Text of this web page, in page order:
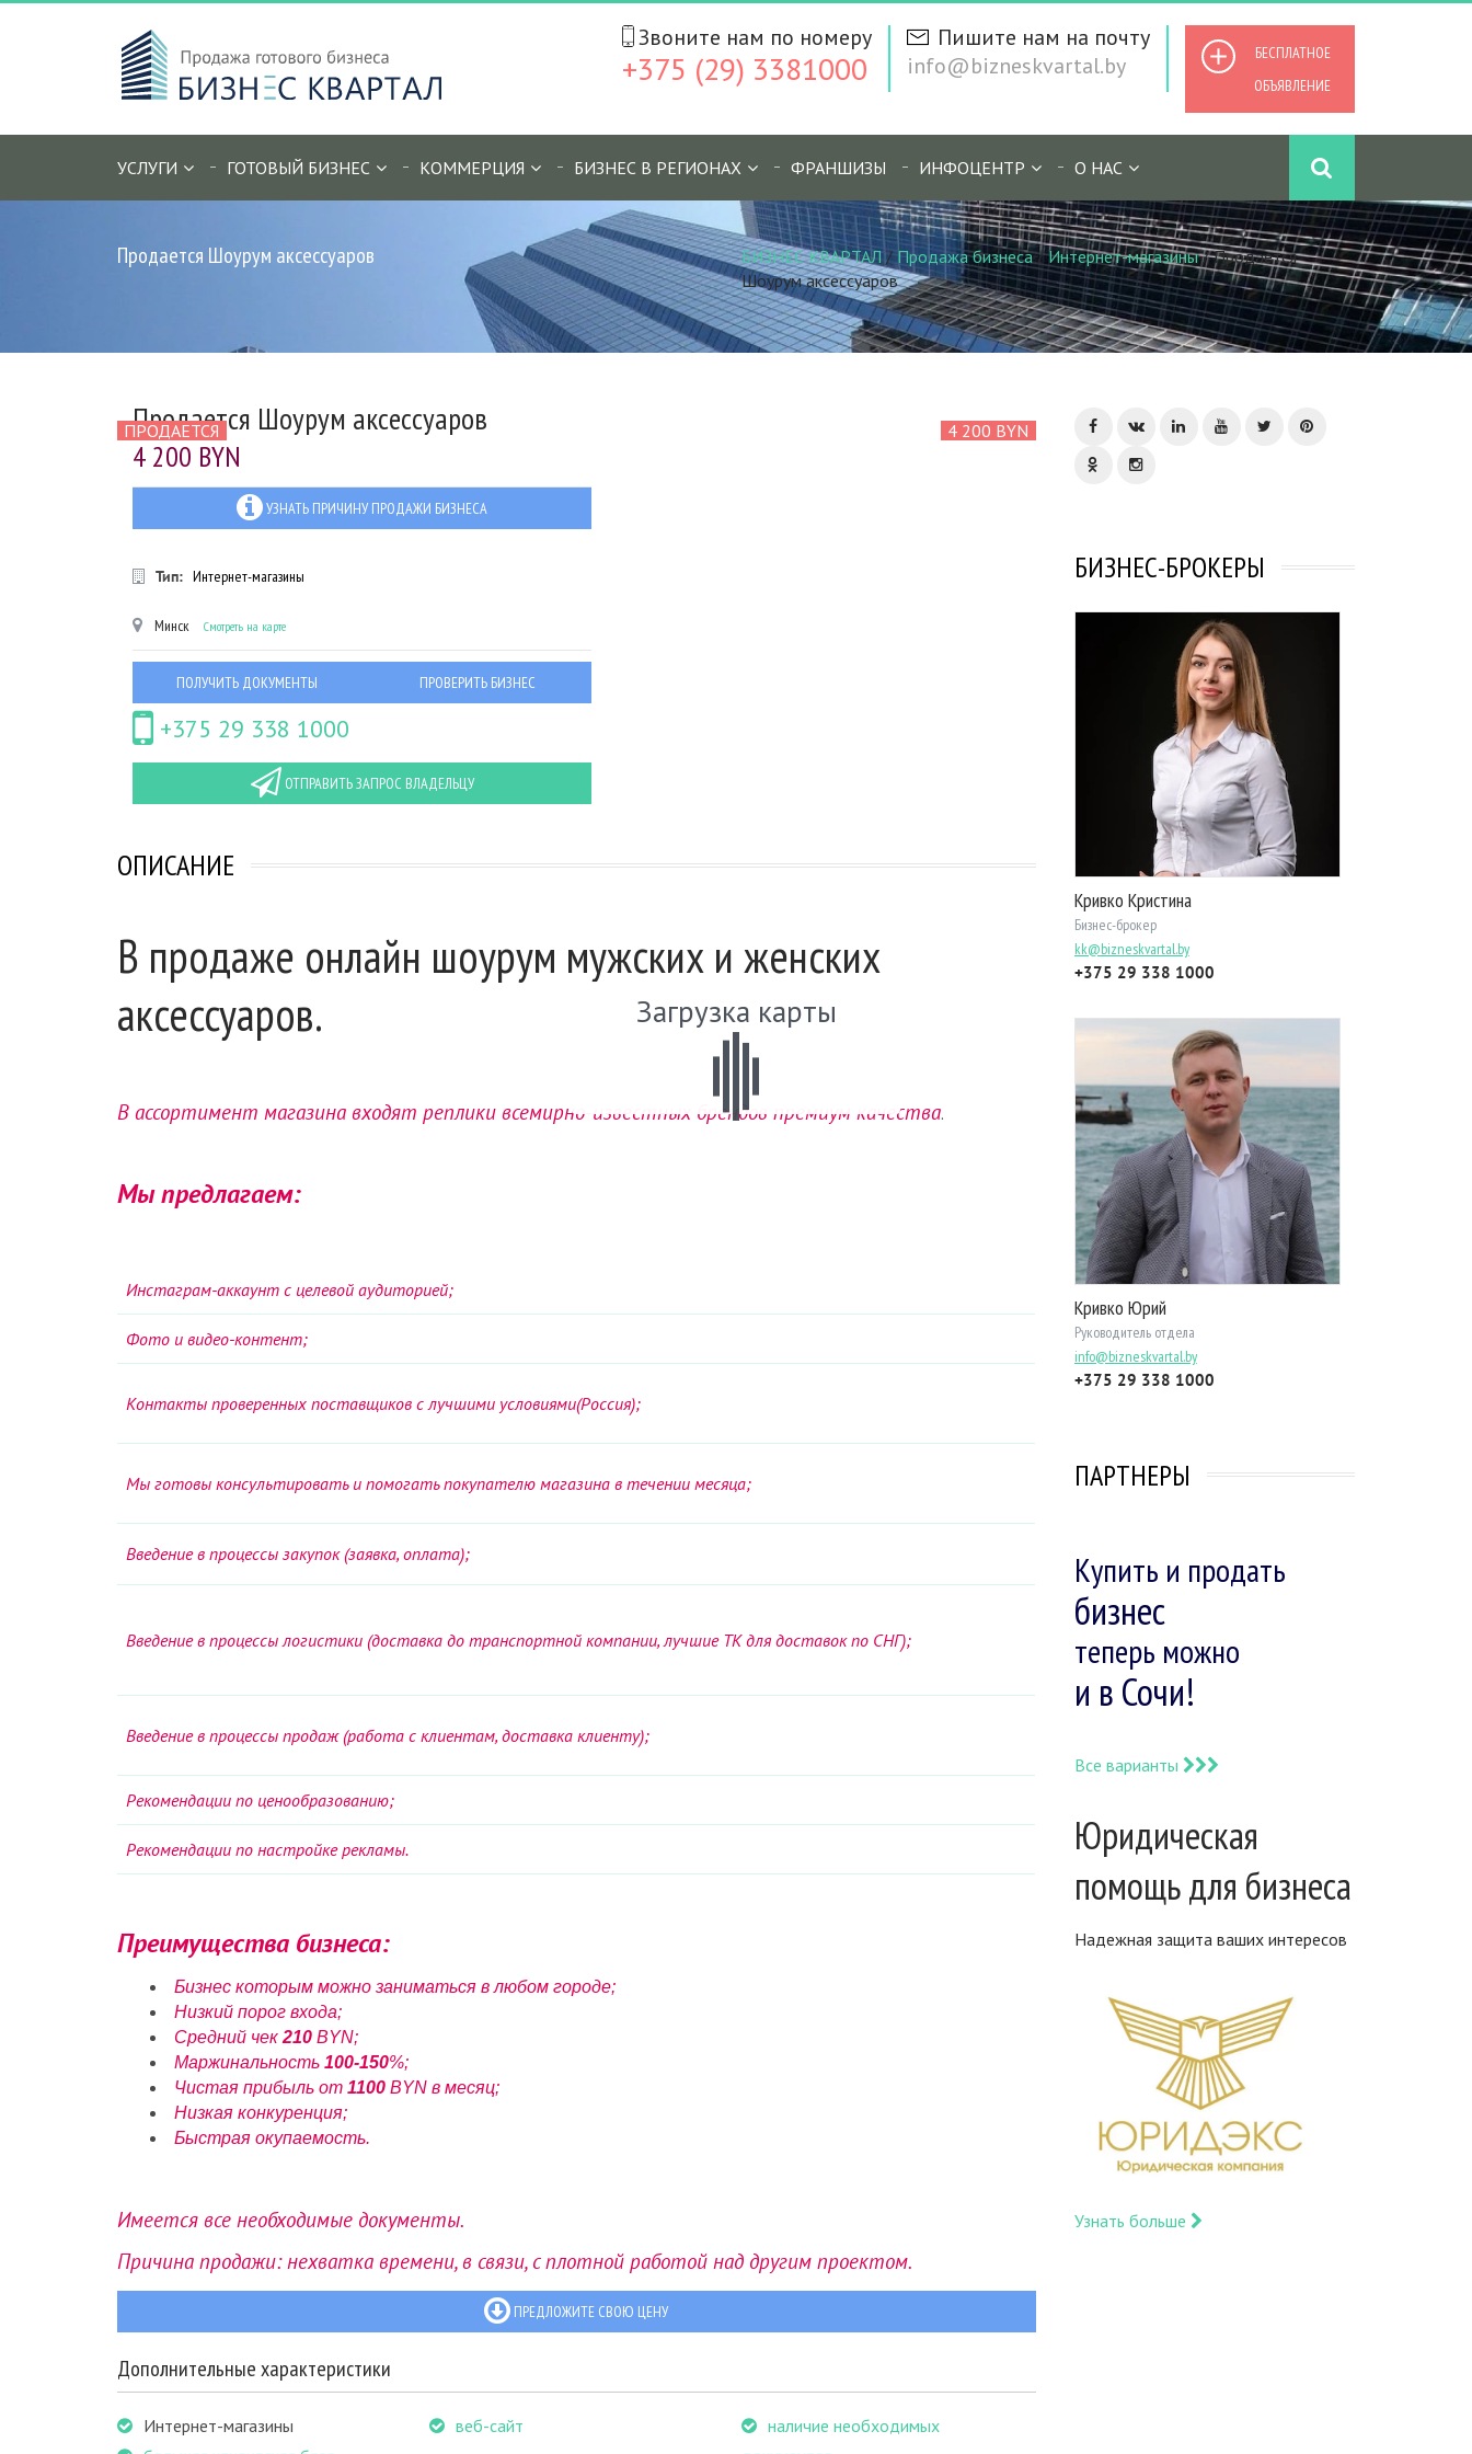
БЕСПЛАТНОЕ
ОБЪЯВЛЕНИЕ
Пишите нам на почту
info@bizneskvartal.by
Звоните нам по номеру
+375 (29) 3381000
УСЛУГИ ГОТОВЫЙ БИЗНЕС КОММЕРЦИЯ БИЗНЕС В РЕГИОНАХ ФРАНШИЗЫ ИНФОЦЕНТР О НАС
Продается Шоурум аксессуаров БИЗНЕС КВАРТАЛ / Продажа бизнеса/Интернет-магазины/Продается
Шоурум аксессуаров
ПРОДАЕТСЯ 4 200 BYN
Продается Шоурум аксессуаров
4 200 BYN
УЗНАТЬ ПРИЧИНУ ПРОДАЖИ БИЗНЕСА
Тип: Интернет-магазины
Минск Смотреть на карте
ПОЛУЧИТЬ ДОКУМЕНТЫ ПРОВЕРИТЬ БИЗНЕС
+375 29 338 1000
ОТПРАВИТЬ ЗАПРОС ВЛАДЕЛЬЦУ
ОПИСАНИЕ
В продаже онлайн шоурум мужских и женских
аксессуаров.
В ассортимент магазина входят реплики всемирно-известных брендов премиум качества.
Мы предлагаем:
Инстаграм-аккаунт с целевой аудиторией;
Фото и видео-контент;
Контакты проверенных поставщиков с лучшими условиями(Россия);
Мы готовы консультировать и помогать покупателю магазина в течении месяца;
Введение в процессы закупок (заявка, оплата);
Введение в процессы логистики (доставка до транспортной компании, лучшие ТК для доставок по СНГ);
Введение в процессы продаж (работа с клиентам, доставка клиенту);
Рекомендации по ценообразованию;
Рекомендации по настройке рекламы.
Преимущества бизнеса:
Бизнес которым можно заниматься в любом городе;
Низкий порог входа;
Средний чек 210 BYN;
Маржинальность 100-150%;
Чистая прибыль от 1100 BYN в месяц;
Низкая конкуренция;
Быстрая окупаемость.
Имеется все необходимые документы.
Причина продажи: нехватка времени, в связи, с плотной работой над другим проектом.
ПРЕДЛОЖИТЕ СВОЮ ЦЕНУ
Дополнительные характеристики
Интернет-магазины
веб-сайт
наличие необходимых
Загрузка карты
БИЗНЕС-БРОКЕРЫ
Кривко Кристина
Бизнес-брокер
kk@bizneskvartal.by
+375 29 338 1000
Кривко Юрий
Руководитель отдела
info@bizneskvartal.by
+375 29 338 1000
ПАРТНЕРЫ
Купить и продать
бизнес
теперь можно
и в Сочи!
Все варианты
Юридическая
помощь для бизнеса
Надежная защита ваших интересов
Узнать больше